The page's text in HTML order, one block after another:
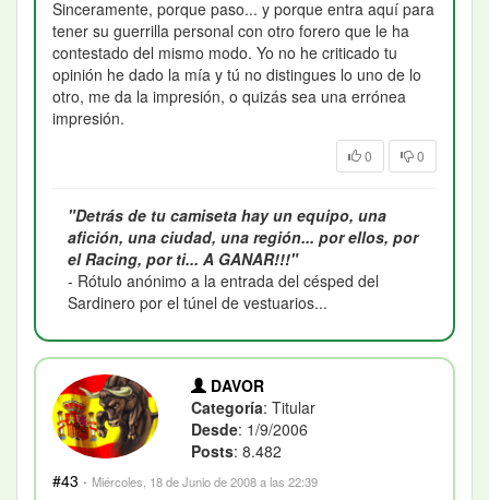
Sinceramente, porque paso... y porque entra aquí para
tener su guerrilla personal con otro forero que le ha
contestado del mismo modo. Yo no he criticado tu
opinión he dado la mía y tú no distingues lo uno de lo
otro, me da la impresión, o quizás sea una errónea
impresión.
0 0
"Detrás de tu camiseta hay un equipo, una
afición, una ciudad, una región... por ellos, por
el Racing, por ti... A GANAR!!!"
- Rótulo anónimo a la entrada del césped del
Sardinero por el túnel de vestuarios...
DAVOR
Categoría: Titular
Desde: 1/9/2006
Posts: 8.482
#43 · Miércoles, 18 de Junio de 2008 a las 22:39